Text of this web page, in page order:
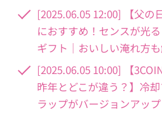
[2025.06.05 12:00] 【父の
におすすめ！センスが光
ギフト｜おいしい淹れ方
[2025.06.05 10:00] 【
昨年とどこが違う？】冷
ラップがバージョンアッ